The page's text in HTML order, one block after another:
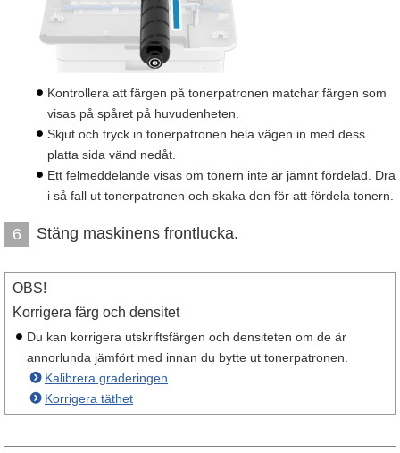
Kontrollera att färgen på tonerpatronen matchar färgen som
visas på spåret på huvudenheten.
Skjut och tryck in tonerpatronen hela vägen in med dess
platta sida vänd nedåt.
Ett felmeddelande visas om tonern inte är jämnt fördelad. Dra
i så fall ut tonerpatronen och skaka den för att fördela tonern.
6 Stäng maskinens frontlucka.
OBS!
Korrigera färg och densitet
Du kan korrigera utskriftsfärgen och densiteten om de är
annorlunda jämfört med innan du bytte ut tonerpatronen.
Kalibrera graderingen
Korrigera täthet